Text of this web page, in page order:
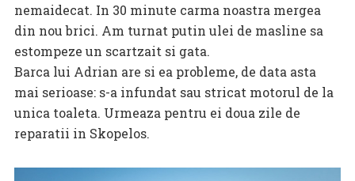
nemaidecat. In 30 minute carma noastra mergea
din nou brici. Am turnat putin ulei de masline sa
estompeze un scartzait si gata.
Barca lui Adrian are si ea probleme, de data asta
mai serioase: s-a infundat sau stricat motorul de la
unica toaleta. Urmeaza pentru ei doua zile de
reparatii in Skopelos.